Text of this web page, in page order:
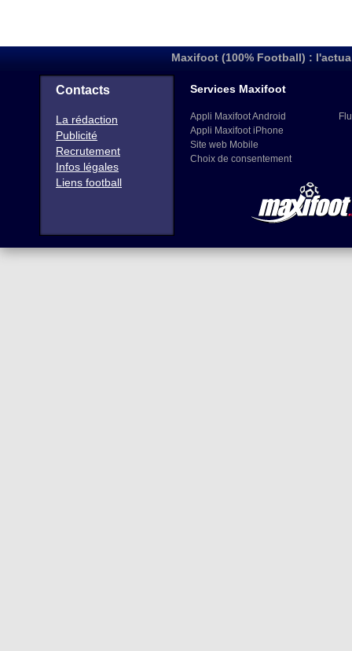
Maxifoot (100% Football) :
Contacts
La rédaction
Publicité
Recrutement
Infos légales
Liens football
Services Maxifoot
Appli Maxifoot Android
Appli Maxifoot iPhone
Site web Mobile
Choix de consentement